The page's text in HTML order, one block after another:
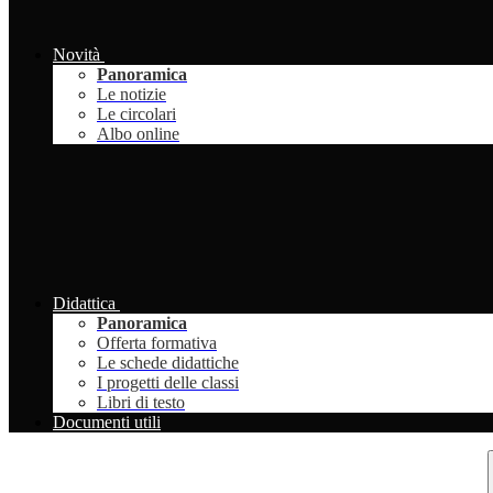
Novità
Panoramica
Le notizie
Le circolari
Albo online
Didattica
Panoramica
Offerta formativa
Le schede didattiche
I progetti delle classi
Libri di testo
Documenti utili